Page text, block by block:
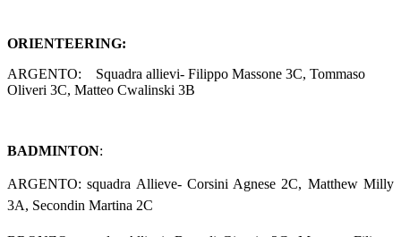
ORIENTEERING:
ARGENTO:
Squadra allievi- Filippo Massone 3C, Tommaso
Oliveri 3C, Matteo Cwalinski 3B
BADMINTON:
ARGENTO: squadra Allieve- Corsini Agnese 2C, Matthew Milly
3A, Secondin Martina 2C